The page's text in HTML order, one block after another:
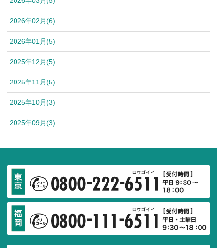
2026年02月(6)
2026年01月(5)
2025年12月(5)
2025年11月(5)
2025年10月(3)
2025年09月(3)